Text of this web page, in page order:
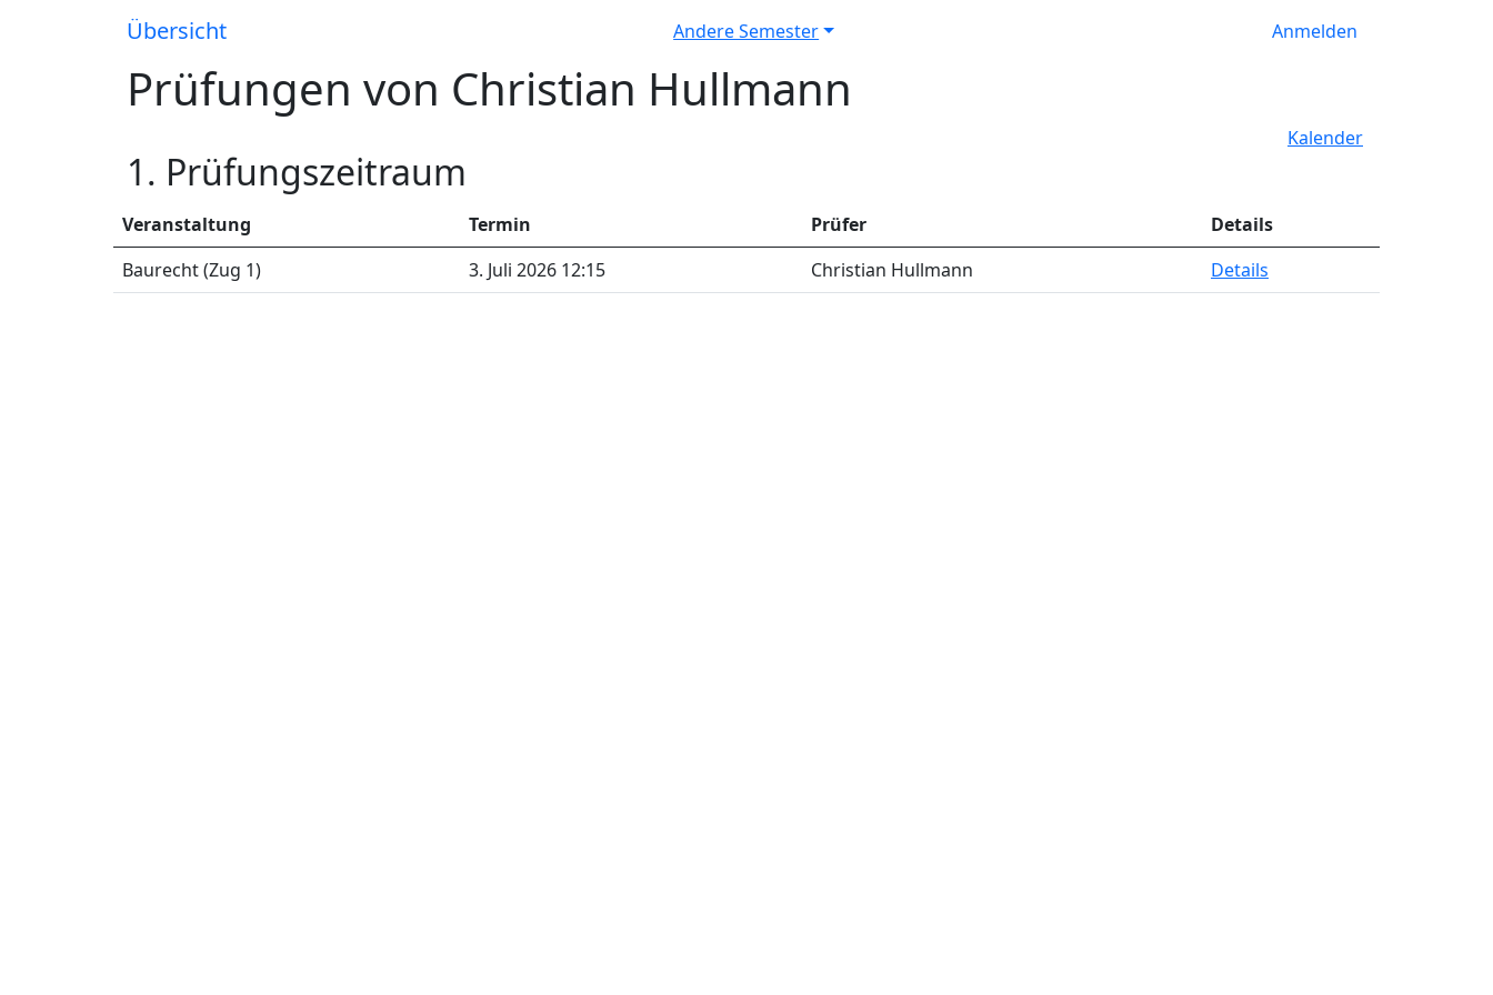
Übersicht Andere Semester Anmelden
Prüfungen von Christian Hullmann
Kalender
1. Prüfungszeitraum
Veranstaltung Termin Prüfer
Details
Baurecht (Zug 1)
3. Juli 2026 12:15 Christian Hullmann Details